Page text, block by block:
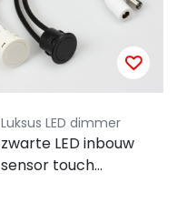
Luksus LED dimmer
zwarte LED inbouw
sensor touch